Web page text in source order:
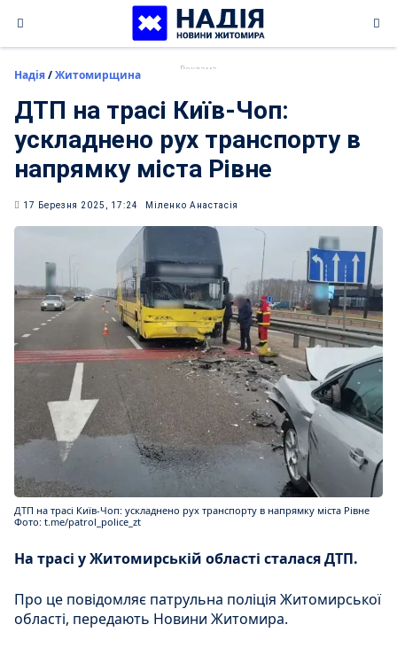
content
Надія/Житомирщина
ДТП на трасі Київ-Чоп:
ускладнено рух транспорту в
напрямку міста Рівне
17 Березня 2025, 17:24 Міленко Анастасія
ДТП на трасі Київ-Чоп: ускладнено рух транспорту в напрямку міста Рівне
Фото: t.me/patrol_police_zt
На трасі у Житомирській області сталася ДТП.
Про це повідомляє патрульна поліція Житомирської
області, передають Новини Житомира.